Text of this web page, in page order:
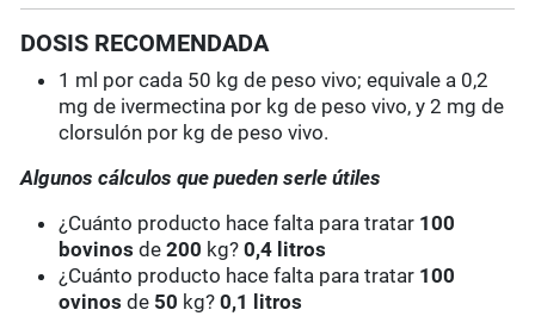
DOSIS RECOMENDADA
1 ml por cada 50 kg de peso vivo; equivale a 0,2
mg de ivermectina por kg de peso vivo, y 2 mg de
clorsulón por kg de peso vivo.
Algunos cálculos que pueden serle útiles
¿Cuánto producto hace falta para tratar 100
bovinosde 200 kg?0,4 litros
¿Cuánto producto hace falta para tratar 100
ovinosde 50 kg?0,1 litros